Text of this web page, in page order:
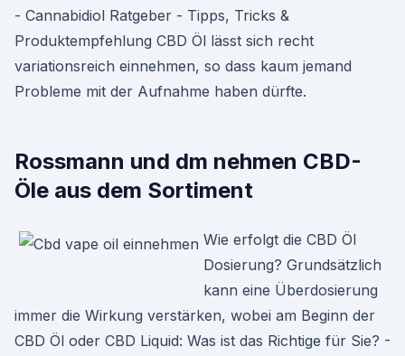
- Cannabidiol Ratgeber - Tipps, Tricks &
Produktempfehlung CBD Öl lässt sich recht
variationsreich einnehmen, so dass kaum jemand
Probleme mit der Aufnahme haben dürfte.
Rossmann und dm nehmen CBD-
Öle aus dem Sortiment
Wie erfolgt die CBD Öl
Dosierung? Grundsätzlich
kann eine Überdosierung
immer die Wirkung verstärken, wobei am Beginn der
CBD Öl oder CBD Liquid: Was ist das Richtige für Sie? -